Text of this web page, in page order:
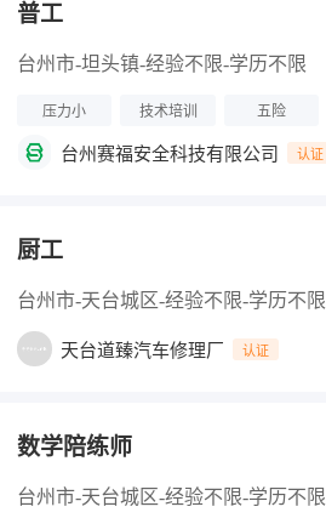
普工
台州市-坦头镇-经验不限-学历不限
压力小 技术培训 五险
台州赛福安全科技有限公司 认证
厨工
台州市-天台城区-经验不限-学历不限
天台道臻汽车修理厂 认证
数学陪练师
台州市-天台城区-经验不限-学历不限